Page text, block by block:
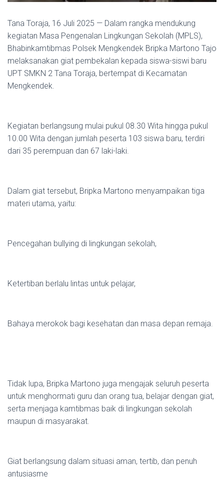
Tana Toraja, 16 Juli 2025 — Dalam rangka mendukung
kegiatan Masa Pengenalan Lingkungan Sekolah (MPLS),
Bhabinkamtibmas Polsek Mengkendek Bripka Martono Tajo
melaksanakan giat pembekalan kepada siswa-siswi baru
UPT SMKN 2 Tana Toraja, bertempat di Kecamatan
Mengkendek.
Kegiatan berlangsung mulai pukul 08.30 Wita hingga pukul
10.00 Wita dengan jumlah peserta 103 siswa baru, terdiri
dari 35 perempuan dan 67 laki-laki.
Dalam giat tersebut, Bripka Martono menyampaikan tiga
materi utama, yaitu:
Pencegahan bullying di lingkungan sekolah,
Ketertiban berlalu lintas untuk pelajar,
Bahaya merokok bagi kesehatan dan masa depan remaja.
Tidak lupa, Bripka Martono juga mengajak seluruh peserta
untuk menghormati guru dan orang tua, belajar dengan giat,
serta menjaga kamtibmas baik di lingkungan sekolah
maupun di masyarakat.
Giat berlangsung dalam situasi aman, tertib, dan penuh
antusiasme